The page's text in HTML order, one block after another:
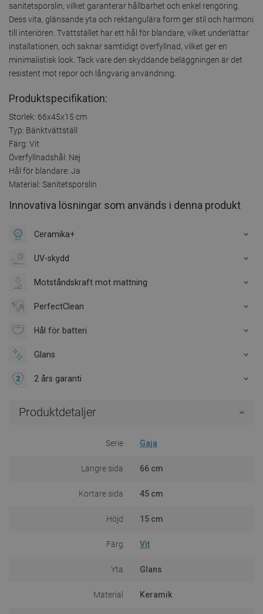
sanitetsporslin, vilket garanterar hållbarhet och enkel rengöring.
Dess vita, glänsande yta och rektangulära form ger stil och harmoni
till interiören. Tvättstället har ett hål för blandare, vilket underlättar
installationen, och saknar samtidigt överfyllnad, vilket ger en
minimalistisk look. Tack vare den skyddande beläggningen är det
resistent mot repor och långvarig användning.
Produktspecifikation:
Storlek: 66x45x15 cm
Typ: Bänktvättställ
Färg: Vit
Överfyllnadshål: Nej
Hål för blandare: Ja
Material: Sanitetsporslin
Innovativa lösningar som används i denna produkt
Ceramika+
UV-skydd
Motståndskraft mot mattning
PerfectClean
Hål för batteri
Glans
2 års garanti
Produktdetaljer
Serie Gaja
Längre sida 66 cm
Kortare sida 45 cm
Höjd 15 cm
Färg Vit
Yta Glans
Material Keramik